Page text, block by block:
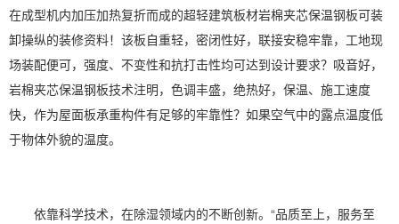
在成型机内加压加热复折而成的超轻建筑板材岩棉夹芯保温钢板可装
卸操纵的装修资料！该板自重轻，密闭性好，联接安稳牢靠，工地现
场装配便可，强度、不变性和抗打击性均可达到设计要求？吸音好，
岩棉夹芯保温钢板技术注明，色调丰盛，绝热好，保温、施工速度
快，作为屋面板承重构件有足够的牢靠性？如果空气中的露点温度低
于物体外貌的温度。
依靠科学技术，在除湿领域内的不断创新。“品质至上，服务至